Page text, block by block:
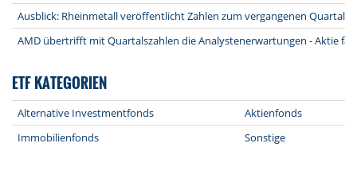
Ausblick: Rheinmetall veröffentlicht Zahlen zum vergangenen Quartal
AMD übertrifft mit Quartalszahlen die Analystenerwartungen - Aktie
ETF KATEGORIEN
Alternative Investmentfonds
Aktienfonds
Immobilienfonds
Sonstige